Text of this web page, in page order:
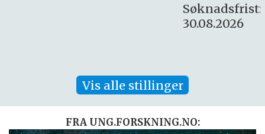
Vis alle stillinger
FRA UNG.FORSKNING.NO: